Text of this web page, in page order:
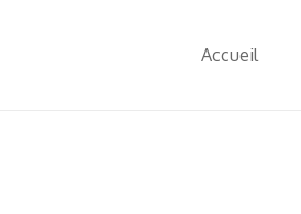
Accueil